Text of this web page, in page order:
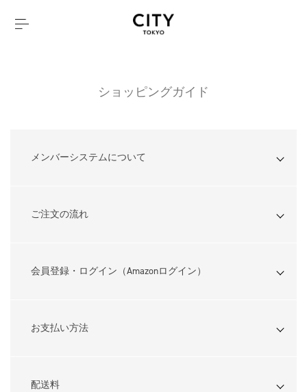
ショッピングガイド
メンバーシステムについて
ご注文の流れ
会員登録・ログイン（Amazonログイン）
お支払い方法
配送料